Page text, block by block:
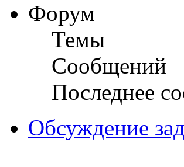
Форум
Темы
Сообщений
Последнее
Обсуждение